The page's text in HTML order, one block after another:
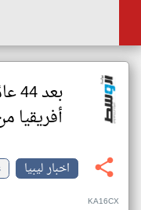
أفريقيا
اخبار ليبيا
KA16CX